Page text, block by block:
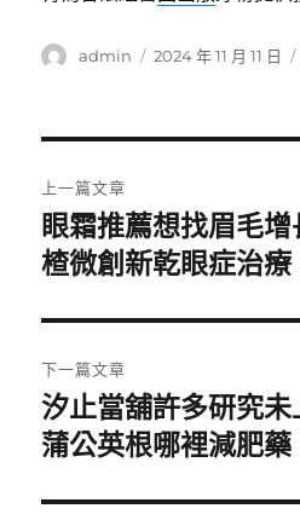
作
admin
發
2024 年 11 月 11 日
章
導
覽
上一篇文章
上
一
文
章:
眼霜推薦想找眉毛
楂微創新乾眼症治療
下一篇文章
下
一
文
汐止當舖許多研究
蒲公英根哪裡減肥藥